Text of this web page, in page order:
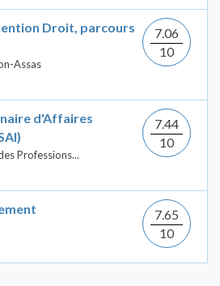
Droit, parcours
Assas
7.06
10
d'Affaires
Professions...
7.44
10
7.65
10